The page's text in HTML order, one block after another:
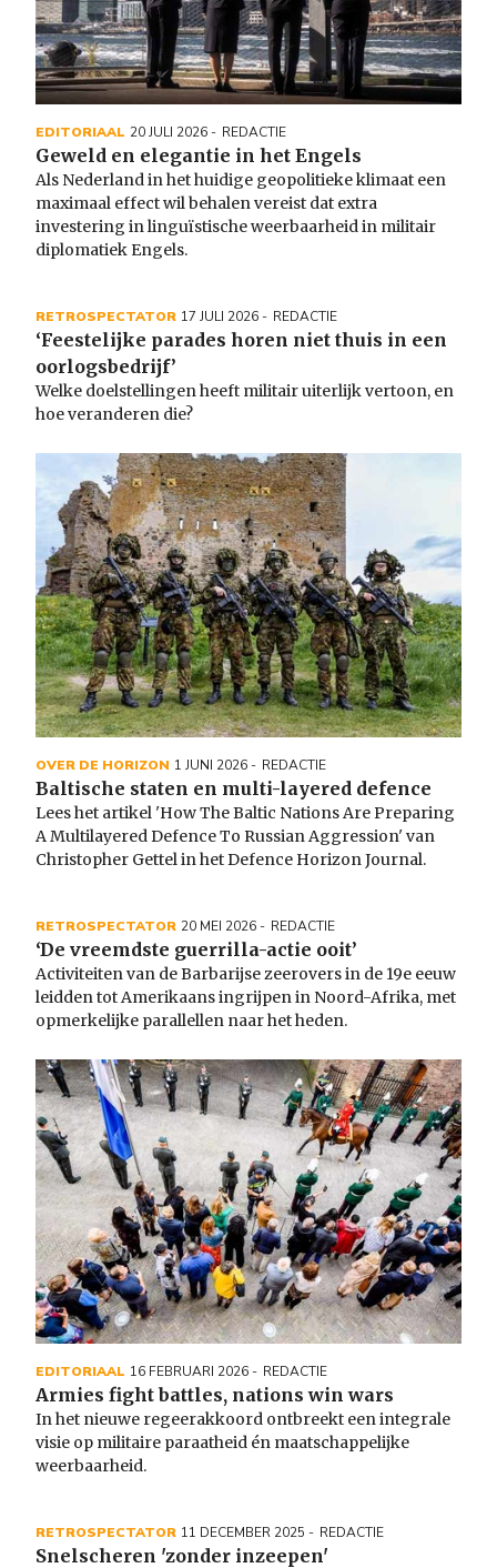
EDITORIAAL 20 JULI 2026 REDACTIE
Geweld en elegantie in het Engels
Als Nederland in het huidige geopolitieke klimaat een
maximaal effect wil behalen vereist dat extra
investering in linguïstische weerbaarheid in militair
diplomatiek Engels.
RETROSPECTATOR 17 JULI 2026 REDACTIE
‘Feestelijke parades horen niet thuis in een
oorlogsbedrijf’
Welke doelstellingen heeft militair uiterlijk vertoon, en
hoe veranderen die?
OVER DE HORIZON 1 JUNI 2026 REDACTIE
Baltische staten en multi-layered defence
Lees het artikel 'How The Baltic Nations Are Preparing
A Multilayered Defence To Russian Aggression' van
Christopher Gettel in het Defence Horizon Journal.
RETROSPECTATOR 20 MEI 2026 REDACTIE
‘De vreemdste guerrilla-actie ooit’
Activiteiten van de Barbarijse zeerovers in de 19e eeuw
leidden tot Amerikaans ingrijpen in Noord-Afrika, met
opmerkelijke parallellen naar het heden.
Image
EDITORIAAL 16 FEBRUARI 2026 REDACTIE
Armies fight battles, nations win wars
In het nieuwe regeerakkoord ontbreekt een integrale
visie op militaire paraatheid én maatschappelijke
weerbaarheid.
RETROSPECTATOR 11 DECEMBER 2025 REDACTIE
Snelscheren 'zonder inzeepen'